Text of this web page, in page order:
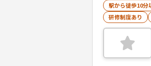
駅から徒歩10分
研修制度あり